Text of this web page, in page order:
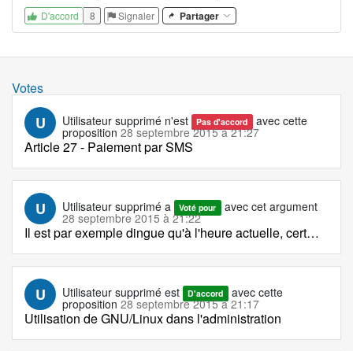
D'accord 8 Signaler Partager
Votes
U Utilisateur supprimé n'est Pas d'accord avec cette
proposition 28 septembre 2015 à 21:27
Article 27 - Paiement par SMS
U Utilisateur supprimé a Voté pour avec cet argument
28 septembre 2015 à 21:22
Il est par exemple dingue qu'à l'heure actuelle, cert…
U Utilisateur supprimé est D'accord avec cette
proposition 28 septembre 2015 à 21:17
Utilisation de GNU/Linux dans l'administration